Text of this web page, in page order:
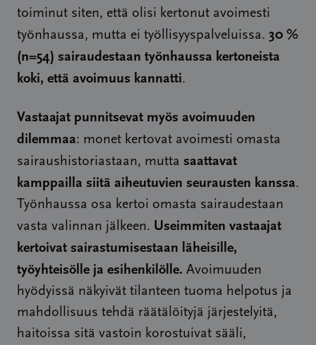
toiminut siten, että olisi kertonut avoimesti
työnhaussa, mutta ei työllisyyspalveluissa. 30 %
(n=54) sairaudestaan työnhaussa kertoneista
koki, että avoimuus kannatti.
Vastaajat punnitsevat myös avoimuuden
dilemmaa: monet kertovat avoimesti omasta
sairaushistoriastaan, mutta saattavat
kamppailla siitä aiheutuvien seurausten kanssa.
Työnhaussa osa kertoi omasta sairaudestaan
vasta valinnan jälkeen. Useimmiten vastaajat
kertoivat sairastumisestaan läheisille,
työyhteisölle ja esihenkilölle. Avoimuuden
hyödyissä näkyivät tilanteen tuoma helpotus ja
mahdollisuus tehdä räätälöityjä järjestelyitä,
haitoissa sitä vastoin korostuivat sääli,